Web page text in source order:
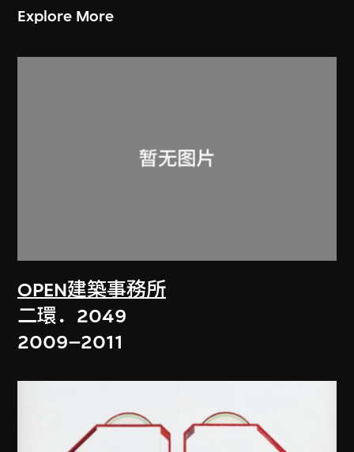
Explore More
OPEN建築事務所
二環．2049
2009–2011